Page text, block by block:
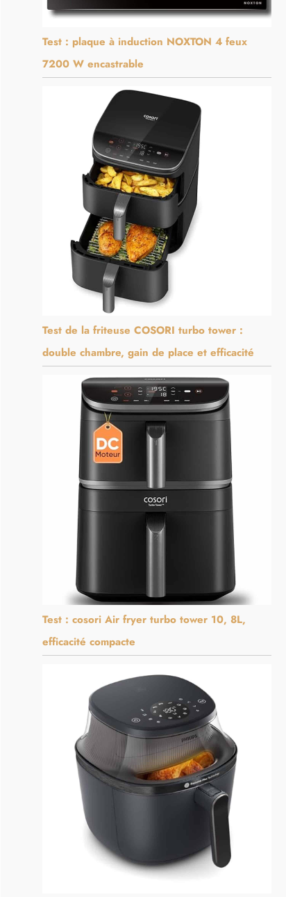
Test : plaque à induction NOXTON 4 feux
7200 W encastrable
Test de la friteuse COSORI turbo tower :
double chambre, gain de place et efficacité
Test : cosori Air fryer turbo tower 10, 8L,
efficacité compacte